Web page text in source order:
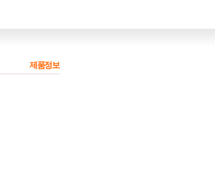
제품정보